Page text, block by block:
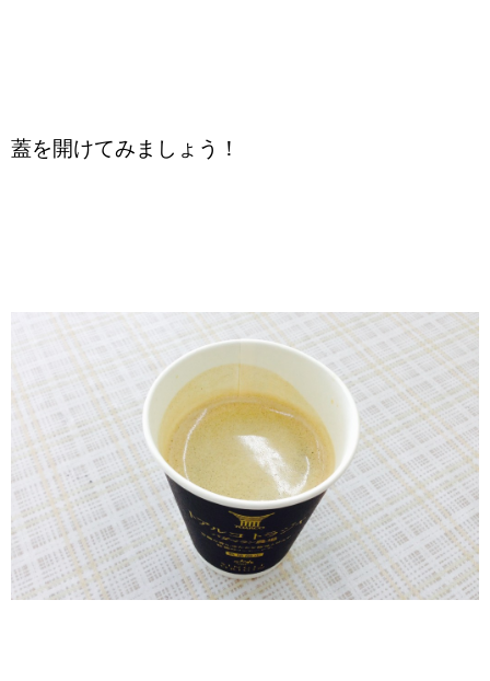
蓋を開けてみましょう！